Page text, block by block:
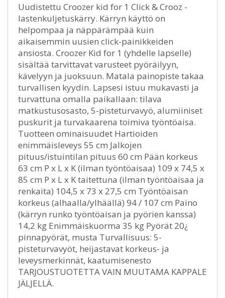
Uudistettu Croozer kid for 1 Click & Crooz -
lastenkuljetuskärry. Kärryn käyttö on
helpompaa ja näppärämpää kuin
aikaisemmin uusien click-painikkeiden
ansiosta. Croozer Kid for 1 (yhdelle lapselle)
sisältää tarvittavat varusteet pyöräilyyn,
kävelyyn ja juoksuun. Matala painopiste takaa
turvallisen kyydin. Lapsesi istuu mukavasti ja
turvattuna omalla paikallaan: tilava
matkustusosasto, 5-pisteturvavyö, alumiiniset
puskurit ja turvakaarena toimiva työntöaisa.
Tuotteen ominaisuudet Hartioiden
enimmäisleveys 55 cm Jalkojen
pituus/istuintilan pituus 60 cm Pään korkeus
63 cm P x L x K (ilman työntöaisaa) 109 x 74,5 x
85 cm P x L x K taitettuna (ilman työntöaisaa ja
renkaita) 104,5 x 73 x 27,5 cm Työntöaisan
korkeus (alhaalla/ylhäällä) 94 / 107 cm Paino
(kärryn runko työntöaisan ja pyörien kanssa)
14,2 kg Enimmäiskuorma 35 kg Pyörät 20¿
pinnapyörät, musta Turvallisuus: 5-
pisteturvavyöt, heijastavat korkeus- ja
leveysmerkinnät, kaatumisenesto
TARJOUSTUOTETTA VAIN MUUTAMA KAPPALE
JÄLJELLÄ.